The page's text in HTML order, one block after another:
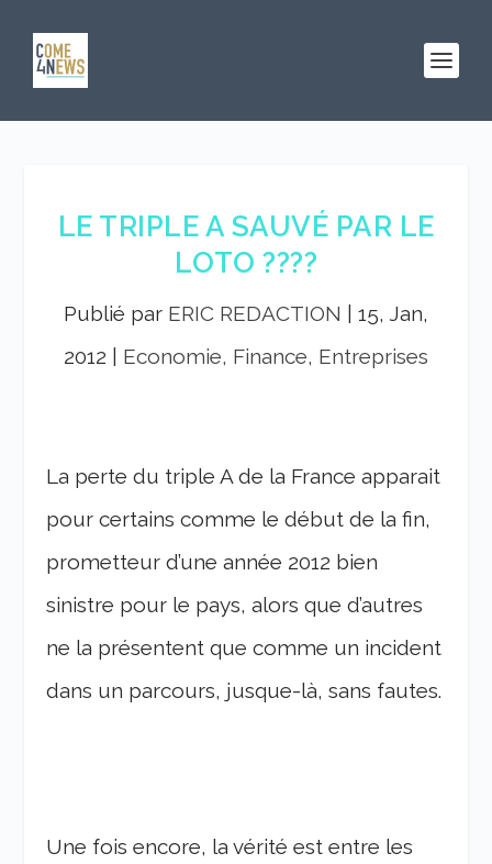
LE TRIPLE A SAUVÉ PAR LE
LOTO ????
Publié par ERIC REDACTION
15, Jan,
2012
Economie, Finance, Entreprises
La perte du triple A de la France apparait
pour certains comme le début de la fin,
prometteur d’une année 2012 bien
sinistre pour le pays, alors que d’autres
ne la présentent que comme un incident
dans un parcours, jusque-là, sans fautes.
Une fois encore, la vérité est entre les